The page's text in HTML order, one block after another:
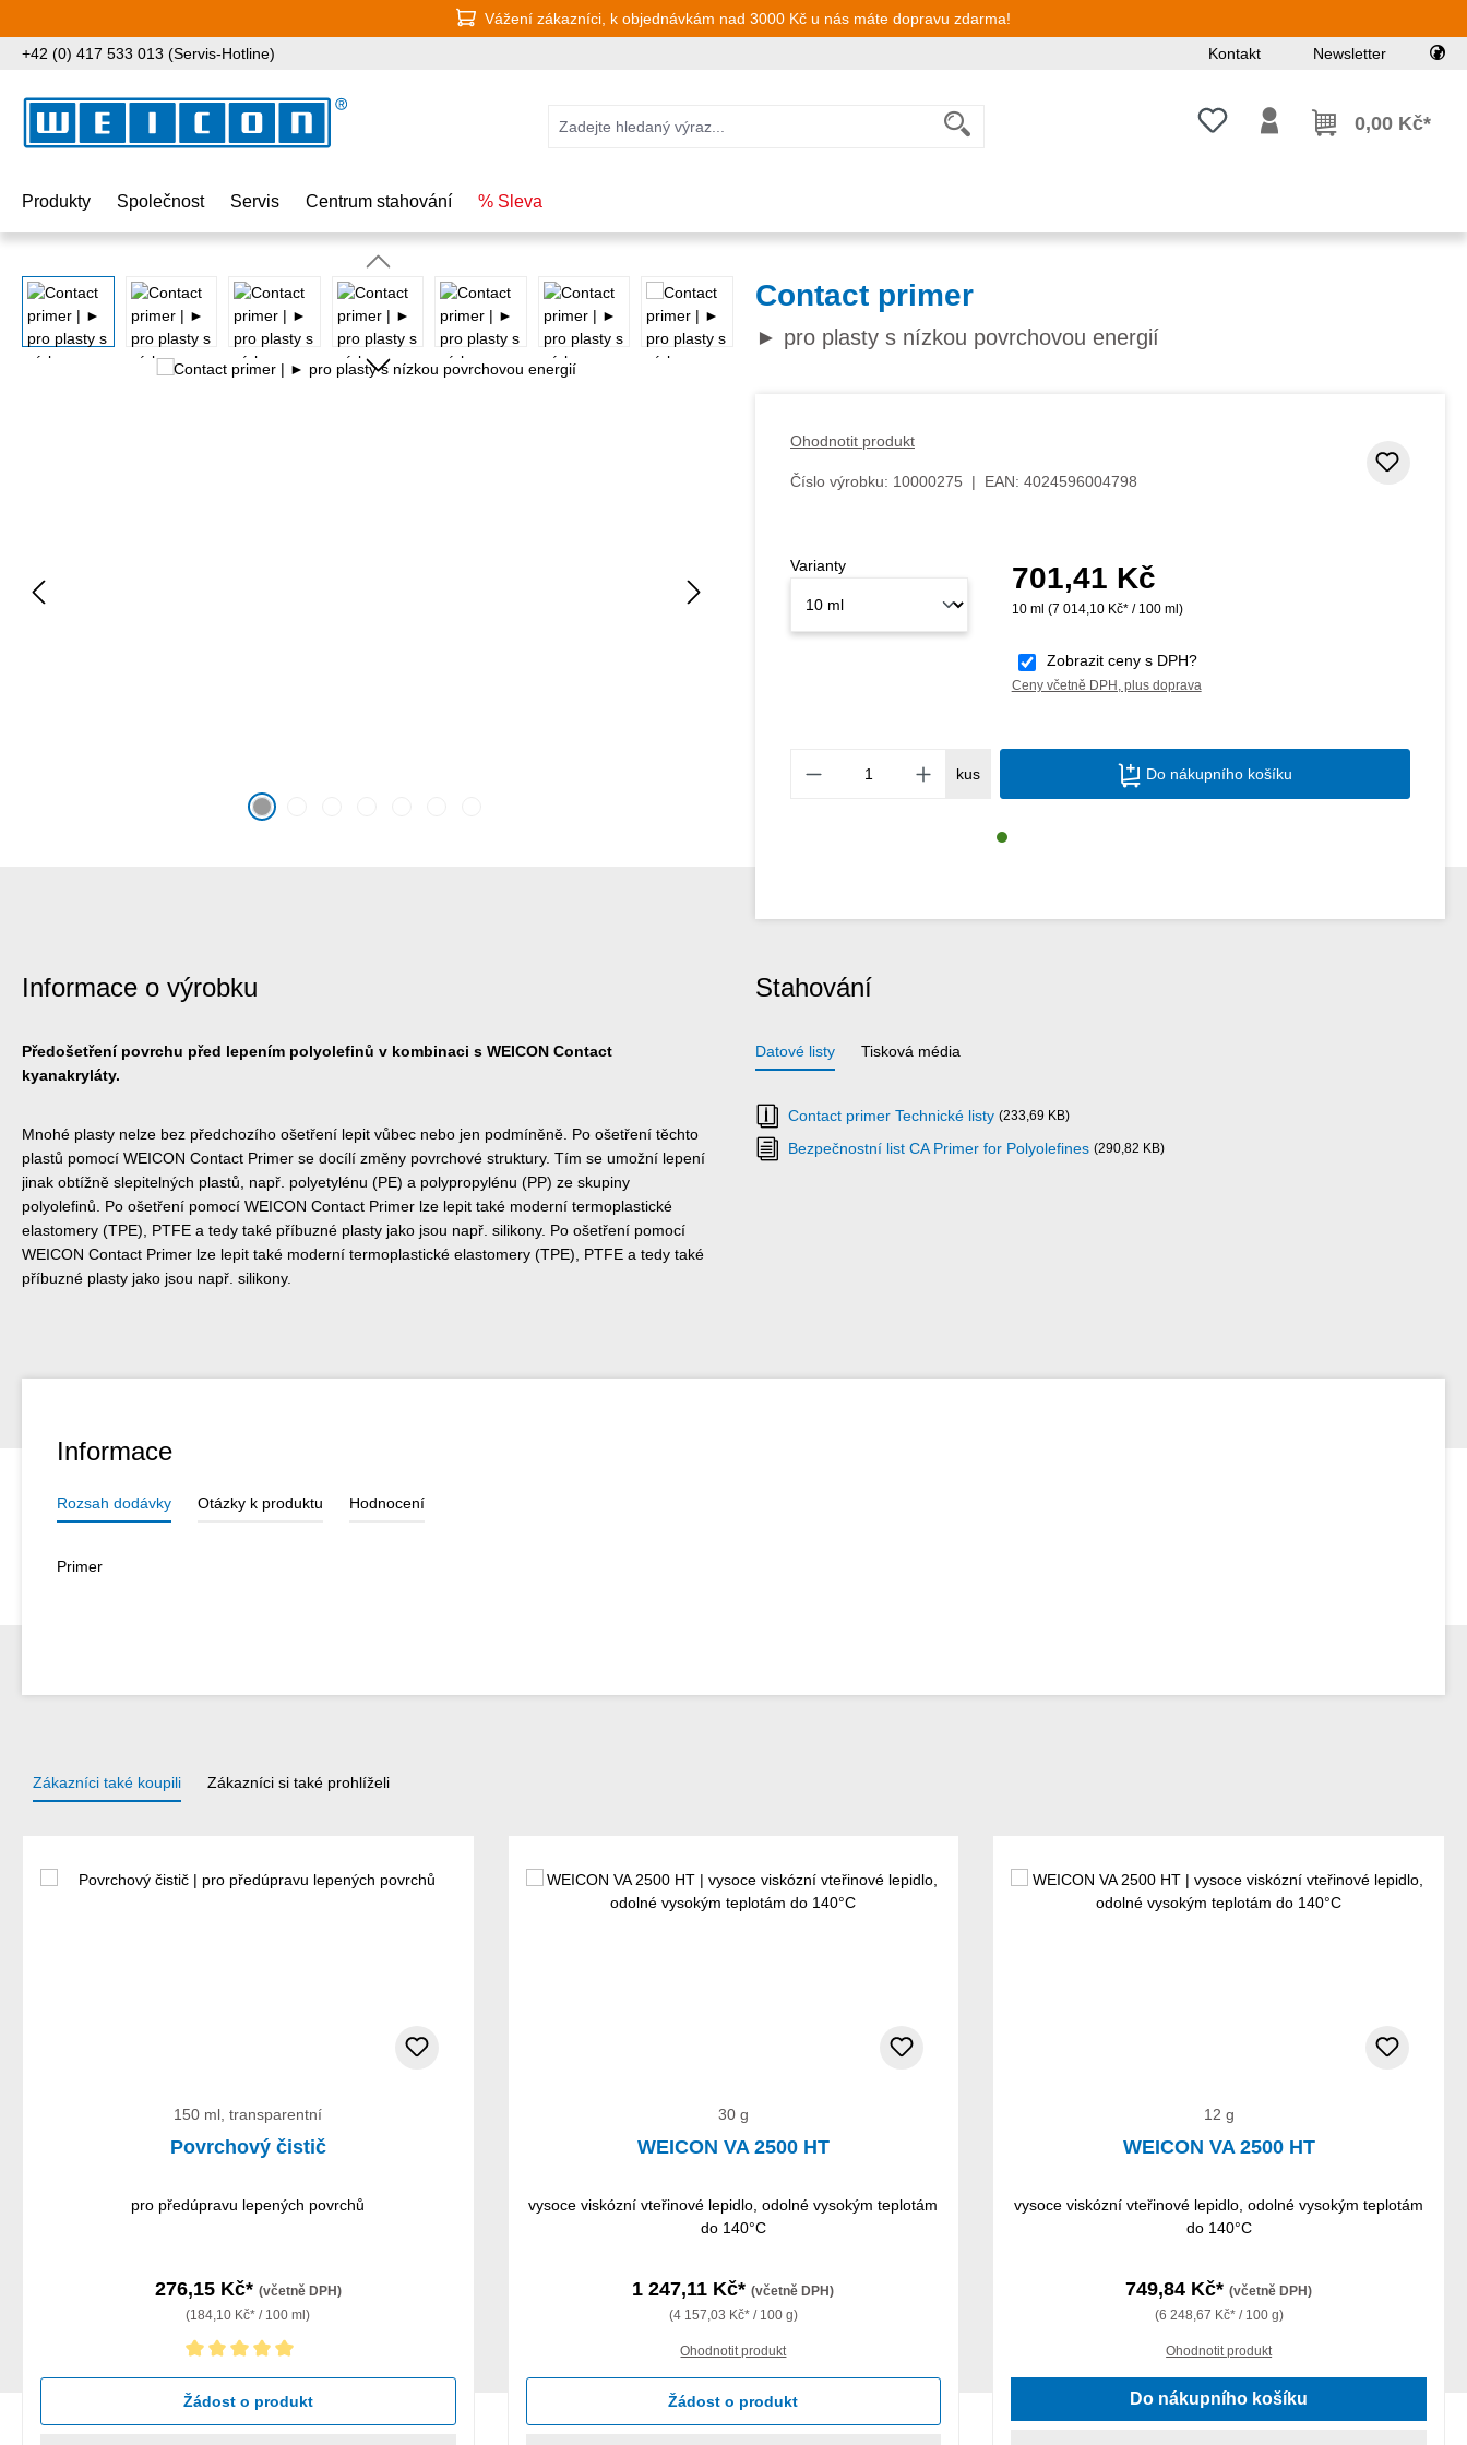
Vážení zákazníci, k objednávkám nad 3000 Kč u nás máte dopravu zdarma!
+42 (0) 417 533 013 (Servis-Hotline) Kontakt Newsletter
Máte 0 položky v seznamu přání
0,00 Kč*
Produkty Společnost Servis Centrum stahování % Sleva
Přeskočit galerii obrázků Contact primer
► pro plasty s nízkou povrchovou energií
Ohodnotit produkt
Číslo výrobku: 10000275 | EAN: 4024596004798
Běžná cena:
701,41 Kč
10 ml (7 014,10 Kč* / 100 ml)
Zobrazit ceny s DPH?
Ceny včetně DPH, plus doprava
Varianty
Množství produktu: Zadejte
kus Do nákupního košíku
Informace o výrobku
Předošetření povrchu před lepením polyolefinů v kombinaci s WEICON Contact
kyanakryláty.
Mnohé plasty nelze bez předchozího ošetření lepit vůbec nebo jen podmíněně. Po ošetření těchto
plastů pomocí WEICON Contact Primer se docílí změny povrchové struktury. Tím se umožní lepení
jinak obtížně slepitelných plastů, např. polyetylénu (PE) a polypropylénu (PP) ze skupiny
polyolefinů. Po ošetření pomocí WEICON Contact Primer lze lepit také moderní termoplastické
elastomery (TPE), PTFE a tedy také příbuzné plasty jako jsou např. silikony. Po ošetření pomocí
WEICON Contact Primer lze lepit také moderní termoplastické elastomery (TPE), PTFE a tedy také
příbuzné plasty jako jsou např. silikony.
Stahování
Datové listy Tisková média
Contact primer Technické listy (233,69 KB)
Bezpečnostní list CA Primer for Polyolefines (290,82 KB)
Informace
Rozsah dodávky Otázky k produktu Hodnocení
Primer
Zákazníci také koupili Zákazníci si také prohlíželi
150 ml, transparentní
Povrchový čistič
pro předúpravu lepených povrchů
276,15 Kč* (včetně DPH)
(184,10 Kč* / 100 ml)
Průměrné hodnocení 5 z 5 hvězd
Žádost o produkt
30 g
WEICON VA 2500 HT
vysoce viskózní vteřinové lepidlo, odolné vysokým teplotám
do 140°C
1 247,11 Kč*(včetně DPH)
(4 157,03 Kč* / 100 g)
Ohodnotit produkt
Žádost o produkt
12 g
WEICON VA 2500 HT
vysoce viskózní vteřinové lepidlo, odolné vysokým teplotám
do 140°C
749,84 Kč*(včetně DPH)
(6 248,67 Kč* / 100 g)
Ohodnotit produkt
Do nákupního košíku